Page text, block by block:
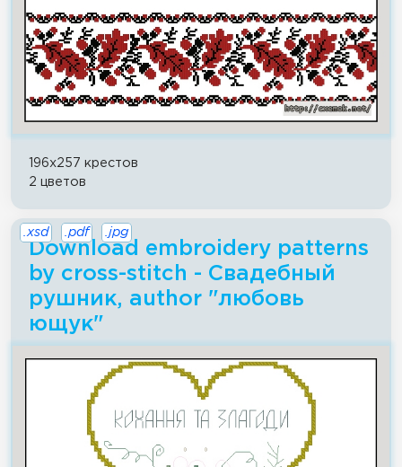
196x257 крестов
2 цветов
Download embroidery patterns
by cross-stitch - Свадебный
рушник, author "любовь
ющук"
.xsd .pdf .jpg